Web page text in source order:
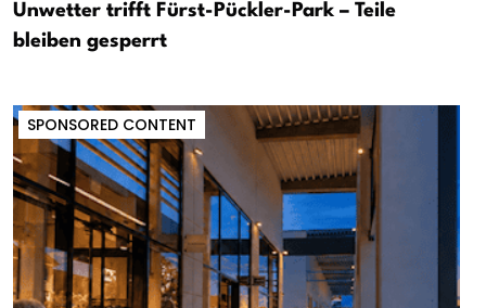
Unwetter trifft Fürst-Pückler-Park – Teile
bleiben gesperrt
SPONSORED CONTENT